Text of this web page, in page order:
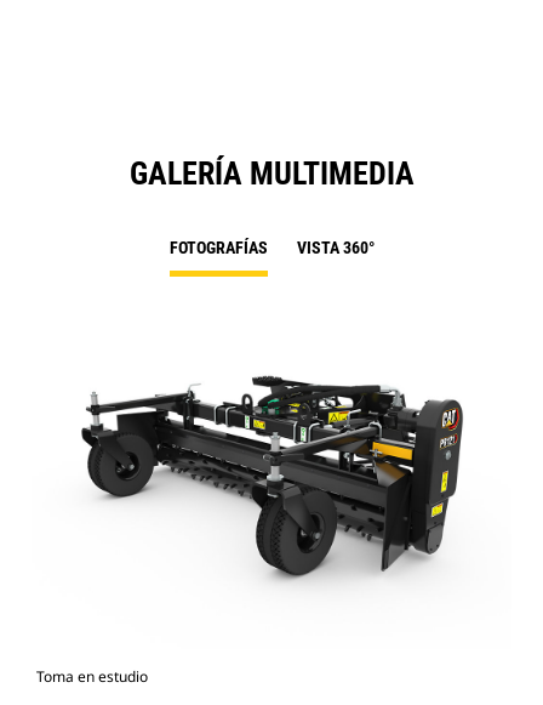
GALERÍA MULTIMEDIA
FOTOGRAFÍAS VISTA 360°
Toma en estudio